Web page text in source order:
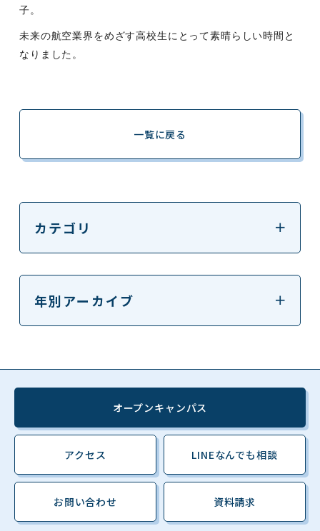
子。
未来の航空業界をめざす高校生にとって素晴らしい時間と
なりました。
一覧に戻る
カテゴリ
年別アーカイブ
オープンキャンパス
アクセス LINEなんでも相談
お問い合わせ 資料請求